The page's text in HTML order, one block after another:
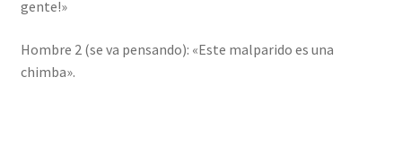
gente!»
Hombre 2 (se va pensando): «Este malparido es una
chimba».